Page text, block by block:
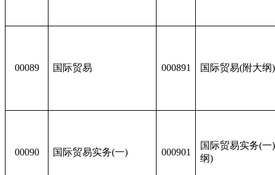
00089 国际贸易 000891 国际贸易(附大纲)
00090 国际贸易实务(一) 000901
国际贸易实务(一
纲)